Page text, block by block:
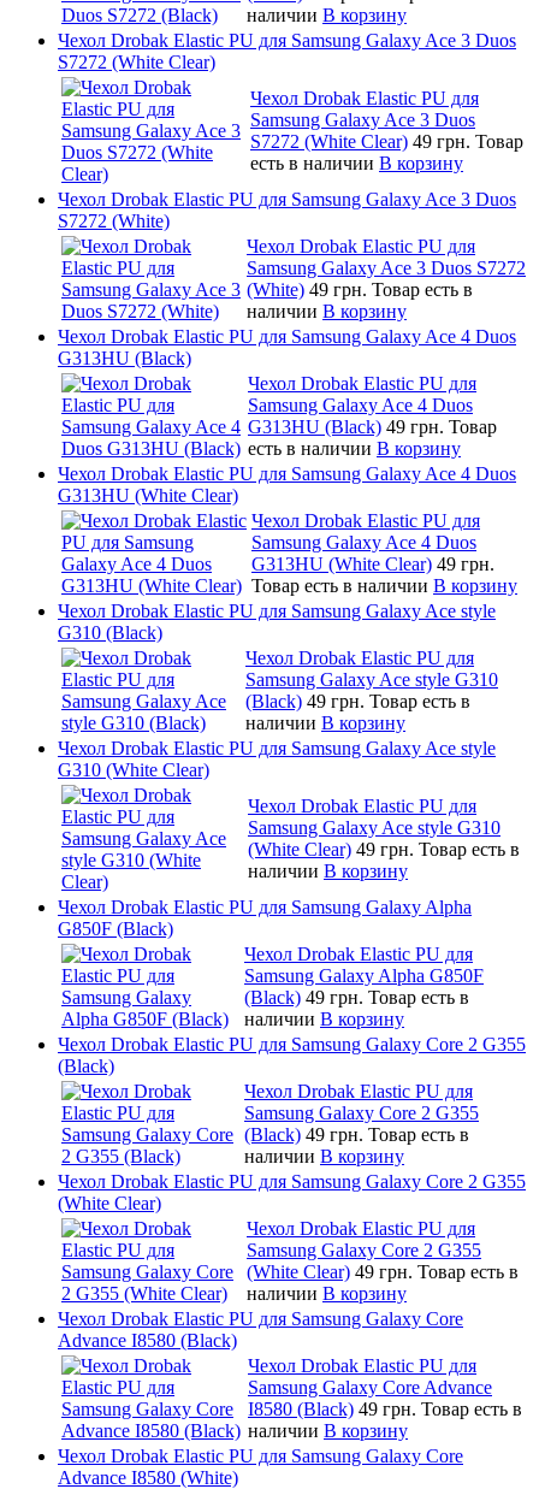
наличии В корзину
Чехол Drobak Elastic PU для Samsung Galaxy Ace 3 Duos
S7272 (White Clear)
Чехол Drobak Elastic PU для
Samsung Galaxy Ace 3 Duos
S7272 (White Clear) 49 грн. Товар
есть в наличии В корзину
Чехол Drobak Elastic PU для Samsung Galaxy Ace 3 Duos
S7272 (White)
Чехол Drobak Elastic PU для
Samsung Galaxy Ace 3 Duos S7272
(White) 49 грн. Товар есть в
наличии В корзину
Чехол Drobak Elastic PU для Samsung Galaxy Ace 4 Duos
G313HU (Black)
Чехол Drobak Elastic PU для
Samsung Galaxy Ace 4 Duos
G313HU (Black) 49 грн. Товар
есть в наличии В корзину
Чехол Drobak Elastic PU для Samsung Galaxy Ace 4 Duos
G313HU (White Clear)
Чехол Drobak Elastic PU для
Samsung Galaxy Ace 4 Duos
G313HU (White Clear) 49 грн.
Товар есть в наличии В корзину
Чехол Drobak Elastic PU для Samsung Galaxy Ace style
G310 (Black)
Чехол Drobak Elastic PU для
Samsung Galaxy Ace style G310
(Black) 49 грн. Товар есть в
наличии В корзину
Чехол Drobak Elastic PU для Samsung Galaxy Ace style
G310 (White Clear)
Чехол Drobak Elastic PU для
Samsung Galaxy Ace style G310
(White Clear) 49 грн. Товар есть в
наличии В корзину
Чехол Drobak Elastic PU для Samsung Galaxy Alpha
G850F (Black)
Чехол Drobak Elastic PU для
Samsung Galaxy Alpha G850F
(Black) 49 грн. Товар есть в
наличии В корзину
Чехол Drobak Elastic PU для Samsung Galaxy Core 2 G355
(Black)
Чехол Drobak Elastic PU для
Samsung Galaxy Core 2 G355
(Black) 49 грн. Товар есть в
наличии В корзину
Чехол Drobak Elastic PU для Samsung Galaxy Core 2 G355
(White Clear)
Чехол Drobak Elastic PU для
Samsung Galaxy Core 2 G355
(White Clear) 49 грн. Товар есть в
наличии В корзину
Чехол Drobak Elastic PU для Samsung Galaxy Core
Advance I8580 (Black)
Чехол Drobak Elastic PU для
Samsung Galaxy Core Advance
I8580 (Black) 49 грн. Товар есть в
наличии В корзину
Чехол Drobak Elastic PU для Samsung Galaxy Core
Advance I8580 (White)